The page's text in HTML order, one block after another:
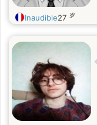
Inaudible27 岁